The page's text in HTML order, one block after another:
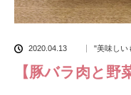
2020.04.13 "美味しい
【豚バラ肉と野